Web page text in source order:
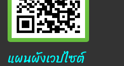
แผนผังเวปไซต์